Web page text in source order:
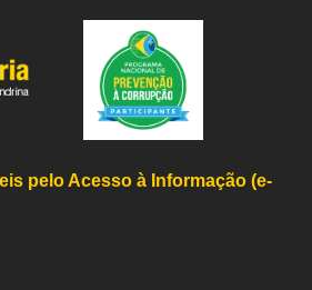
pelo Acesso à Informação (e-